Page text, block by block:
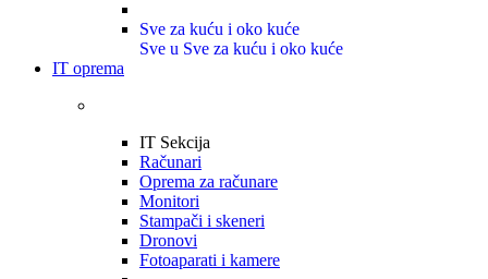
Sve za kuću i oko kuće
Sve u Sve za kuću i oko kuće
IT oprema
IT Sekcija
Računari
Oprema za računare
Monitori
Stampači i skeneri
Dronovi
Fotoaparati i kamere